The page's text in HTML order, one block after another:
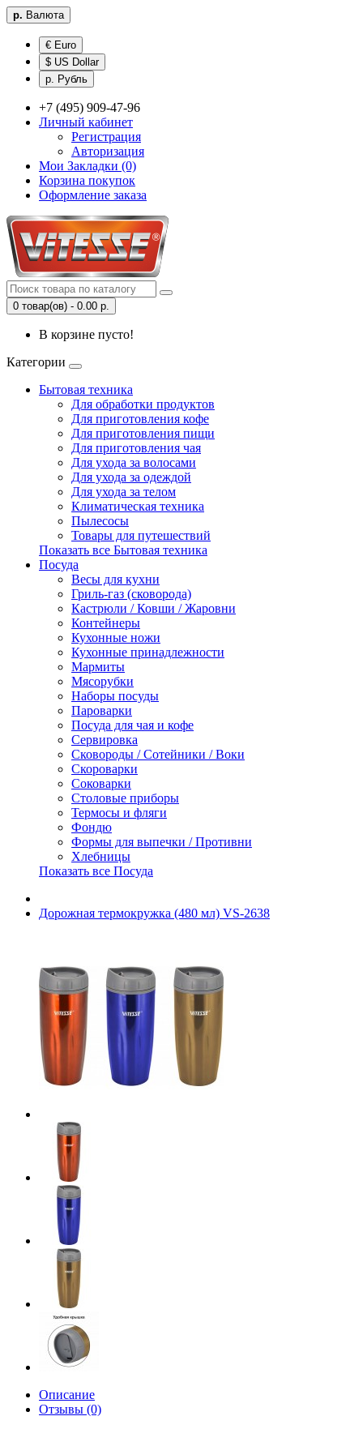
р. Валюта
€ Euro
$ US Dollar
р. Рубль
+7 (495) 909-47-96
Личный кабинет
Регистрация
Авторизация
Мои Закладки (0)
Корзина покупок
Оформление заказа
0 товар(ов) - 0.00 р.
В корзине пусто!
Категории
Бытовая техника
Для обработки продуктов
Для приготовления кофе
Для приготовления пищи
Для приготовления чая
Для ухода за волосами
Для ухода за одеждой
Для ухода за телом
Климатическая техника
Пылесосы
Товары для путешествий
Показать все Бытовая техника
Посуда
Весы для кухни
Гриль-газ (сковорода)
Кастрюли / Ковши / Жаровни
Контейнеры
Кухонные ножи
Кухонные принадлежности
Мармиты
Мясорубки
Наборы посуды
Пароварки
Посуда для чая и кофе
Сервировка
Сковороды / Сотейники / Воки
Скороварки
Соковарки
Столовые приборы
Термосы и фляги
Фондю
Формы для выпечки / Противни
Хлебницы
Показать все Посуда
Дорожная термокружка (480 мл) VS-2638
Описание
Отзывы (0)